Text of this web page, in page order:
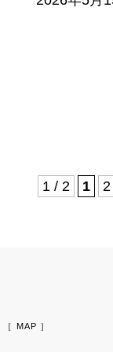
1 / 2 1 2
［ MAP ］